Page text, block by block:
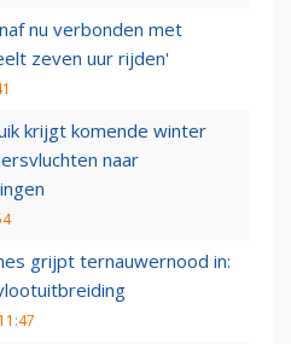
nu verbonden met
zeven uur rijden'
krijgt komende winter
naar
grijpt ternauwernood in: